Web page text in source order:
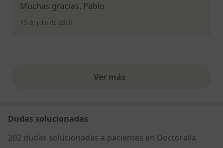
Muchas gracias, Pablo
13 de julio de 2026
Ver másopiniones anteriores
Dudas solucionadas
202 dudas solucionadas a pacientes en Doctoralia